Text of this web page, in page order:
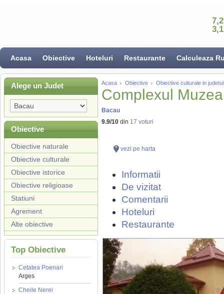
Acasa Obiective Hoteluri Restaurante Calculeaza
Alege un Judet
Obiective
Obiective naturale
Obiective culturale
Obiective istorice
Obiective religioase
Statiuni
Agrement
Alte obiective
Top Obiective
Cetatea Poenari
Arges
Cheile Nerei
Acasa Obiective Obiective culturale in
Complexul
Bacau
9.9/10 din 17 voturi
vezi pe harta
Informatii
De vizitat
Comentarii
Hoteluri
Restaurante